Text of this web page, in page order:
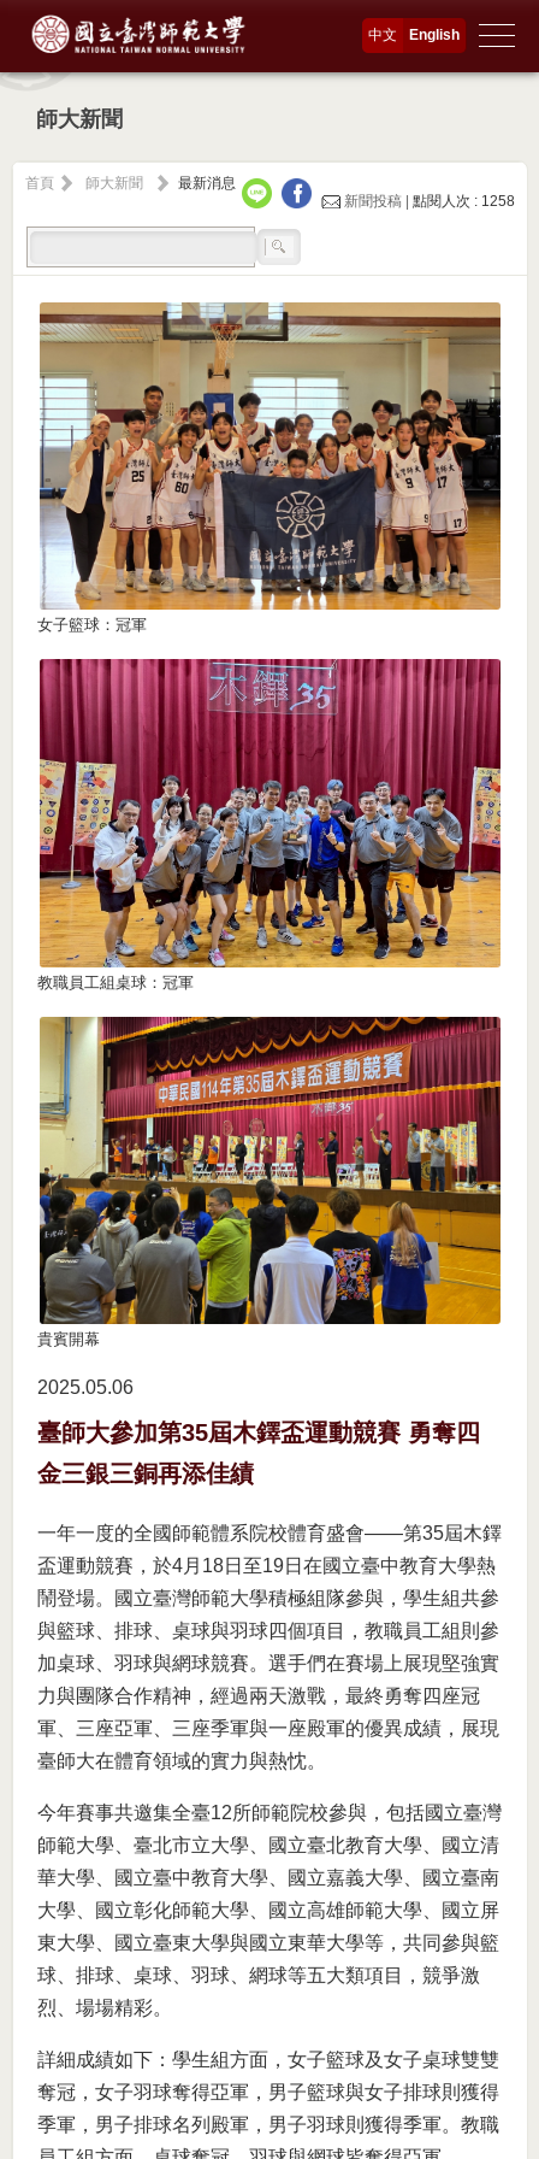
English
中文
師大新聞
首頁 師大新聞
最新消息
新聞投稿 |點閱人次 : 1258
女子籃球：冠軍
教職員工組桌球：冠軍
貴賓開幕
2025.05 06
臺師大參加第35屆木鐸盃運動競賽 勇奪四
金三銀三銅再添佳績
一年一度的全國師範體系院校體育盛會——第35屆木鐸
盃運動競賽，於4月18日至19日在國立臺中教育大學熱
鬧登場。國立臺灣師範大學積極組隊參與，學生組共參
與籃球、排球、桌球與羽球四個項目，教職員工組則參
加桌球、羽球與網球競賽。選手們在賽場上展現堅強實
力與團隊合作精神，經過兩天激戰，最終勇奪四座冠
軍、三座亞軍、三座季軍與一座殿軍的優異成績，展現
臺師大在體育領域的實力與熱忱。
今年賽事共邀集全臺12所師範院校參與，包括國立臺灣
師範大學、臺北市立大學、國立臺北教育大學、國立清
華大學、國立臺中教育大學、國立嘉義大學、國立臺南
大學、國立彰化師範大學、國立高雄師範大學、國立屏
東大學、國立臺東大學與國立東華大學等，共同參與籃
球、排球、桌球、羽球、網球等五大類項目，競爭激
烈、場場精彩。
詳細成績如下：學生組方面，女子籃球及女子桌球雙雙
奪冠，女子羽球奪得亞軍，男子籃球與女子排球則獲得
季軍，男子排球名列殿軍，男子羽球則獲得季軍。教職